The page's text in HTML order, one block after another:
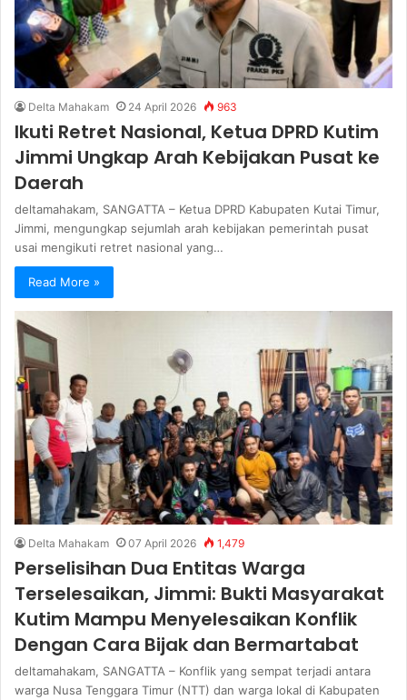
Delta Mahakam 24 April 2026 963
Ikuti Retret Nasional, Ketua DPRD Kutim
Jimmi Ungkap Arah Kebijakan Pusat ke
Daerah
deltamahakam, SANGATTA – Ketua DPRD Kabupaten Kutai Timur,
Jimmi, mengungkap sejumlah arah kebijakan pemerintah pusat
usai mengikuti retret nasional yang…
Read More »
Delta Mahakam 07 April 2026 1,479
Perselisihan Dua Entitas Warga
Terselesaikan, Jimmi: Bukti Masyarakat
Kutim Mampu Menyelesaikan Konflik
Dengan Cara Bijak dan Bermartabat
deltamahakam, SANGATTA – Konflik yang sempat terjadi antara
warga Nusa Tenggara Timur (NTT) dan warga lokal di Kabupaten